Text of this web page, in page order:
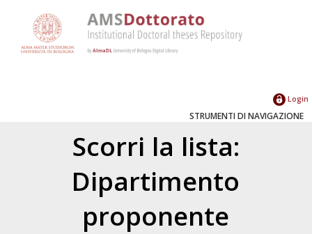
Login
STRUMENTI DI NAVIGAZIONE
Scorri la lista:
Dipartimento
proponente